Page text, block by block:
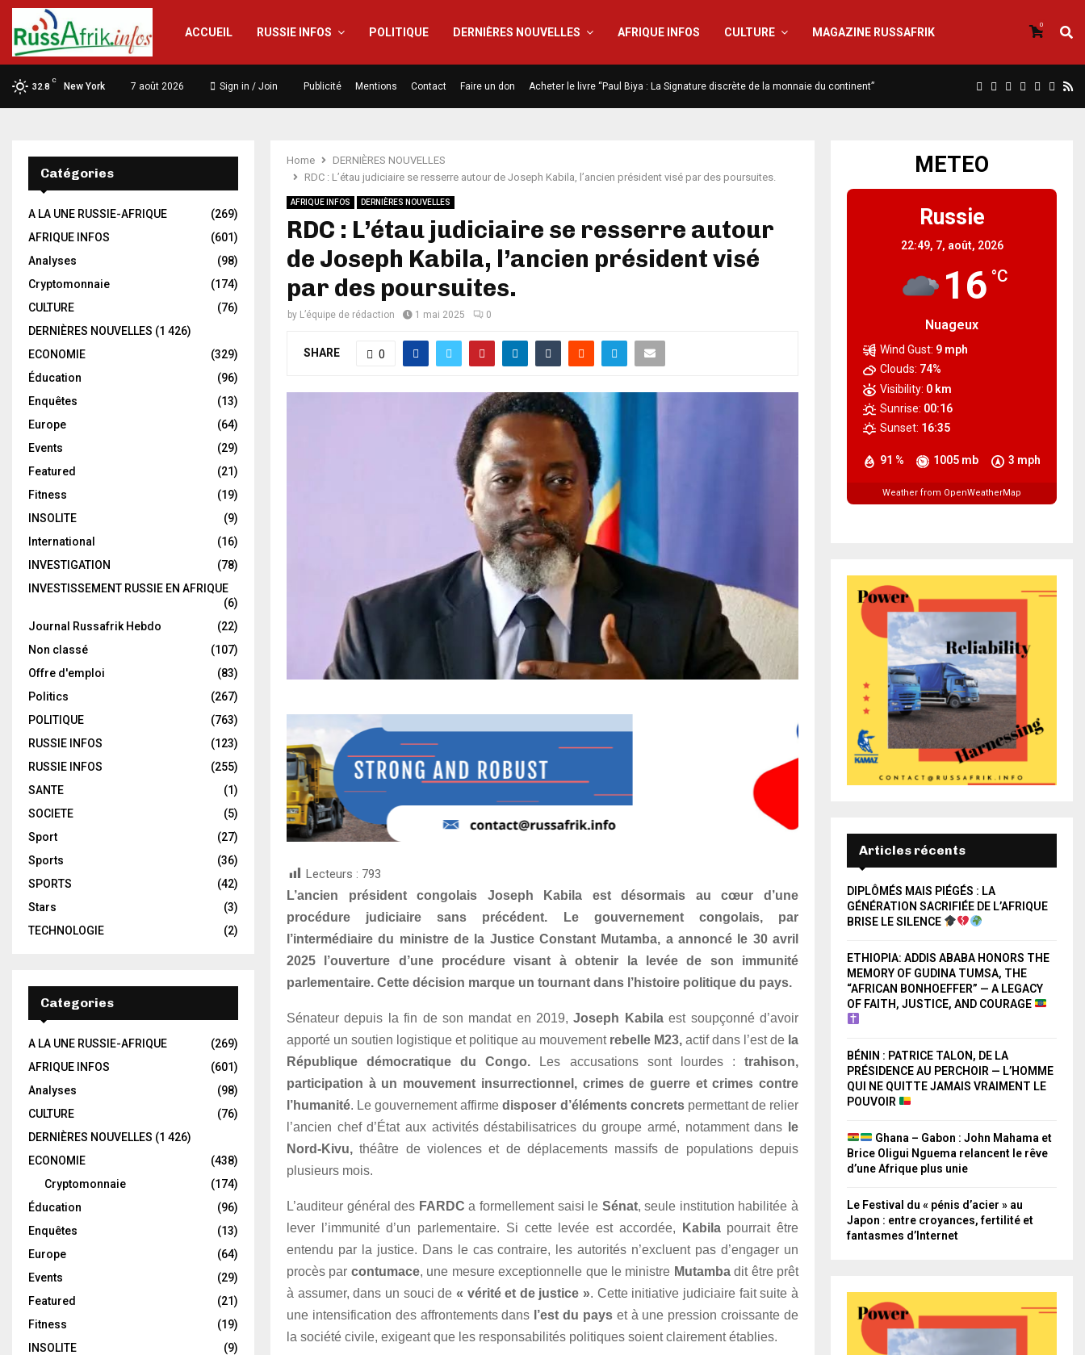
ACCUEIL RUSSIE INFOS POLITIQUE DERNIÈRES NOUVELLES AFRIQUE INFOS CULTURE MAGAZINE RUSSAFRIK
0
32.8
C
New York 7 août 2026 Sign in / Join Publicité Mentions Contact Faire un don Acheter le livre “Paul Biya : La Signature discrète de la monnaie du continent”
Home
DERNIÈRES NOUVELLES
RDC : L’étau judiciaire se resserre autour de Joseph Kabila, l’ancien président visé par des poursuites.
AFRIQUE INFOS DERNIÈRES NOUVELLES
RDC : L’étau judiciaire se resserre autour
de Joseph Kabila, l’ancien président visé
par des poursuites.
by L’équipe de rédaction 1 mai 2025 0
SHARE 0
Lecteurs : 793
L’ancien président congolais Joseph Kabila est désormais au cœur d’une
procédure judiciaire sans précédent. Le gouvernement congolais, par
l’intermédiaire du ministre de la Justice Constant Mutamba, a annoncé le 30 avril
2025 l’ouverture d’une procédure visant à obtenir la levée de son immunité
parlementaire. Cette décision marque un tournant dans l’histoire politique du pays.
Sénateur depuis la fin de son mandat en 2019,Joseph Kabilaest soupçonné d’avoir
apporté un soutien logistique et politique au mouvement rebelle M23, actif dans l’est de la
République démocratique du Congo. Les accusations sont lourdes :trahison,
participation à un mouvement insurrectionnel, crimes de guerre et crimes contre
l’humanité. Le gouvernement affirmedisposer d’éléments concretspermettant de relier
l’ancien chef d’État aux activités déstabilisatrices du groupe armé, notamment dans
le
Nord-Kivu, théâtre de violences et de déplacements massifs de populations depuis
plusieurs mois.
L’auditeur général des FARDC a formellement saisi le Sénat, seule institution habilitée à
lever l’immunité d’un parlementaire. Si cette levée est accordée,
Kabilapourrait être
entendu par la justice. Dans le cas contraire, les autorités n’excluent pas d’engager un
procès par contumace, une mesure exceptionnelle que le ministre Mutambadit être prêt
à assumer, dans un souci de « vérité et de justice ». Cette initiative judiciaire fait suite à
une intensification des affrontements dans l’est du payset à une pression croissante de
la société civile, exigeant que les responsabilités politiques soient clairement établies.
Catégories
A LA UNE RUSSIE-AFRIQUE
(269)
AFRIQUE INFOS
(601)
Analyses
(98)
Cryptomonnaie
(174)
CULTURE
(76)
DERNIÈRES NOUVELLES (1 426)
ECONOMIE
(329)
Éducation
(96)
Enquêtes
(13)
Europe
(64)
Events
(29)
Featured
(21)
Fitness
(19)
INSOLITE
(9)
International
(16)
INVESTIGATION
(78)
INVESTISSEMENT RUSSIE EN AFRIQUE
(6)
Journal Russafrik Hebdo
(22)
Non classé
(107)
Offre d'emploi
(83)
Politics
(267)
POLITIQUE
(763)
RUSSIE INFOS
(123)
RUSSIE INFOS
(255)
SANTE
(1)
SOCIETE
(5)
Sport
(27)
Sports
(36)
SPORTS
(42)
Stars
(3)
TECHNOLOGIE
(2)
Categories
A LA UNE RUSSIE-AFRIQUE
(269)
AFRIQUE INFOS
(601)
Analyses
(98)
CULTURE
(76)
DERNIÈRES NOUVELLES (1 426)
ECONOMIE
(438)
Cryptomonnaie
(174)
Éducation
(96)
Enquêtes
(13)
Europe
(64)
Events
(29)
Featured
(21)
Fitness
(19)
INSOLITE
(9)
METEO
Russie
22:49, 7, août, 2026
16 °C
Nuageux
91 % 1005 mb 3 mph
Wind Gust: 9 mph
Clouds: 74%
Visibility: 0 km
Sunrise: 00:16
Sunset: 16:35
Weather from OpenWeatherMap
Articles récents
DIPLÔMÉS MAIS PIÉGÉS : LA
GÉNÉRATION SACRIFIÉE DE L’AFRIQUE
BRISE LE SILENCE
ETHIOPIA: ADDIS ABABA HONORS THE
MEMORY OF GUDINA TUMSA, THE
“AFRICAN BONHOEFFER” — A LEGACY
OF FAITH, JUSTICE, AND COURAGE
BÉNIN : PATRICE TALON, DE LA
PRÉSIDENCE AU PERCHOIR — L’HOMME
QUI NE QUITTE JAMAIS VRAIMENT LE
POUVOIR
Ghana – Gabon : John Mahama et
Brice Oligui Nguema relancent le rêve
d’une Afrique plus unie
Le Festival du « pénis d’acier » au
Japon : entre croyances, fertilité et
fantasmes d’Internet